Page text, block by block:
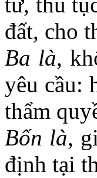
đất, cho
Ba là,
yêu cầu:
thẩm
Bốn là,
định tại